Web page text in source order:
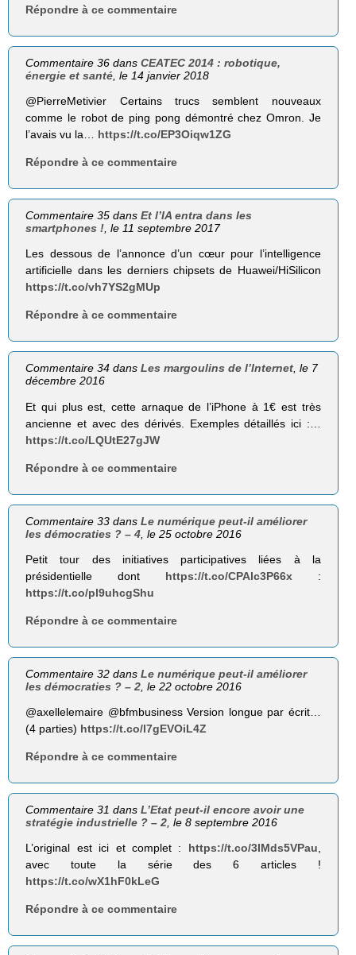
Répondre à ce commentaire
Commentaire 36 dansCEATEC 2014 : robotique,
énergie et santé , le 14 janvier 2018
@PierreMetivier Certains trucs semblent nouveaux
comme le robot de ping pong démontré chez Omron. Je
l’avais vu la… https://t.co/EP3Oiqw1ZG
Répondre à ce commentaire
Commentaire 35 dansEt l’IA entra dans les
smartphones !, le 11 septembre 2017
Les dessous de l’annonce d’un cœur pour l’intelligence
artificielle dans les derniers chipsets de Huawei/HiSilicon
https://t.co/vh7YS2gMUp
Répondre à ce commentaire
Commentaire 34 dansLes margoulins de l’Internet, le 7
décembre 2016
Et qui plus est, cette arnaque de l’iPhone à 1€ est très
ancienne et avec des dérivés. Exemples détaillés ici :…
https://t.co/LQUtE27gJW
Répondre à ce commentaire
Commentaire 33 dansLe numérique peut-il améliorer
les démocraties ? – 4 , le 25 octobre 2016
Petit tour des initiatives participatives liées à la
présidentielle dont https://t.co/CPAlc3P66x:
https://t.co/pl9uhcgShu
Répondre à ce commentaire
Commentaire 32 dansLe numérique peut-il améliorer
les démocraties ? – 2 , le 22 octobre 2016
@axellelemaire @bfmbusiness Version longue par écrit…
(4 parties) https://t.co/l7gEVOiL4Z
Répondre à ce commentaire
Commentaire 31 dansL’Etat peut-il encore avoir une
stratégie industrielle ? – 2 , le 8 septembre 2016
L’original est ici et complet : https://t.co/3IMds5VPau,
avec toute la série des 6 articles !
https://t.co/wX1hF0kLeG
Répondre à ce commentaire